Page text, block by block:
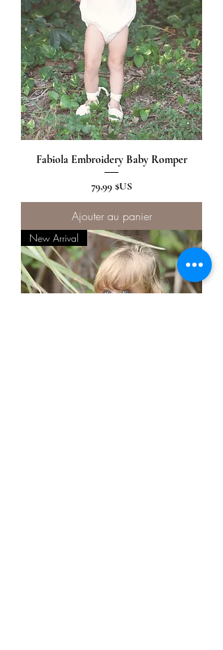
Fabiola Embroidery Baby Romper
Prix
79,99 $US
Ajouter au panier
New Arrival